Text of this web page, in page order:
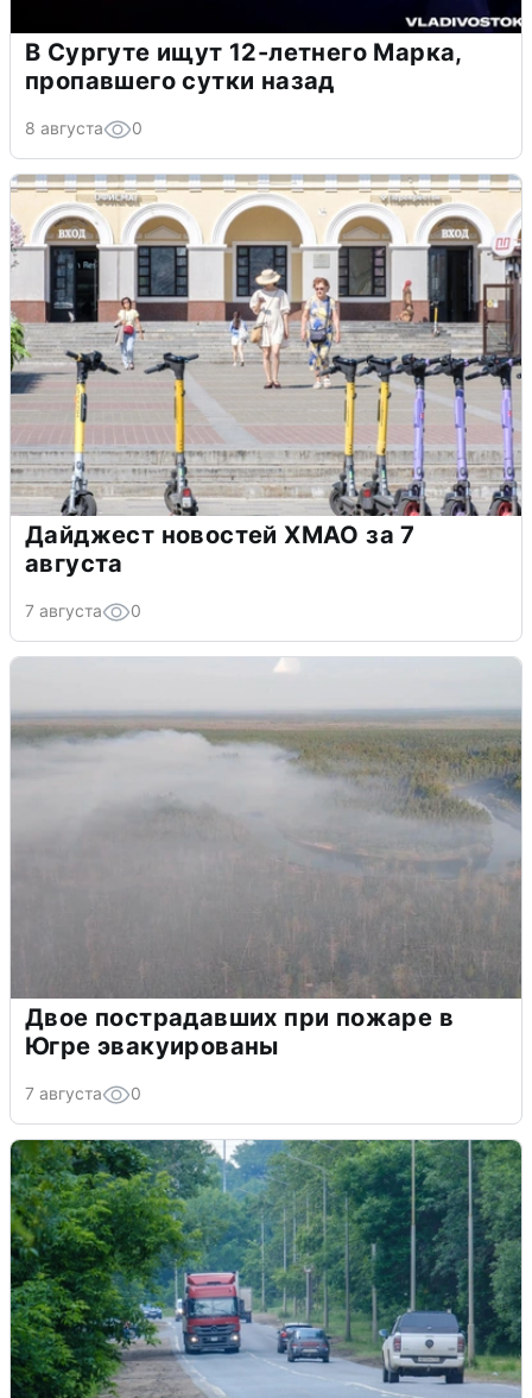
В Сургуте ищут 12-летнего Марка,
пропавшего сутки назад
8 августа 0
Дайджест новостей ХМАО за 7
августа
7 августа 0
Двое пострадавших при пожаре в
Югре эвакуированы
7 августа 0